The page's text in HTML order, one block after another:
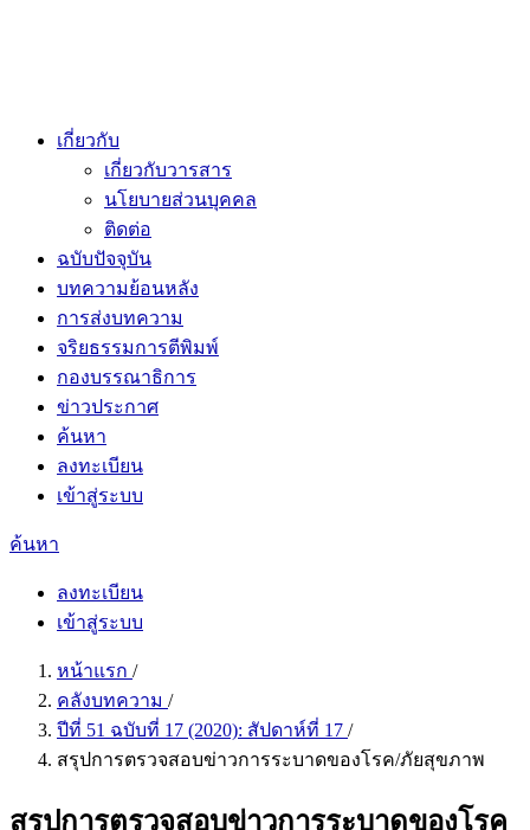
เกี่ยวกับ
เกี่ยวกับวารสาร
นโยบายส่วนบุคคล
ติดต่อ
ฉบับปัจจุบัน
บทความย้อนหลัง
การส่งบทความ
จริยธรรมการตีพิมพ์
กองบรรณาธิการ
ข่าวประกาศ
ค้นหา
ลงทะเบียน
เข้าสู่ระบบ
ค้นหา
ลงทะเบียน
เข้าสู่ระบบ
หน้าแรก /
คลังบทความ /
ปีที่ 51 ฉบับที่ 17 (2020): สัปดาห์ที่ 17 /
สรุปการตรวจสอบข่าวการระบาดของโรค/ภัยสุขภาพ
สรุปการตรวจสอบข่าวการระบาดของโรค